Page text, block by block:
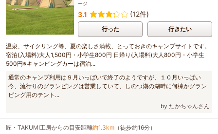
ージ
3.1 (12件)
行った 行きたい
温泉、サイクリング等、夏の楽しさ満載、とっておきのキャンプサイトです。
宿泊(入場料)大人1,500円・小学生800円 日帰り(入場料)大人800円・小学生
500円※キャンピングカーは宿泊...
通常のキャンプ利用は９月いっぱいで終了のようですが、１０月いっぱい
今、流行りのグランピングは営業していて、しのつ湖の湖畔に何棟かグラン
ピング用のテント...
by たかちゃんさん
匠・TAKUMI工房からの目安距離約1.3km （徒歩約16分）